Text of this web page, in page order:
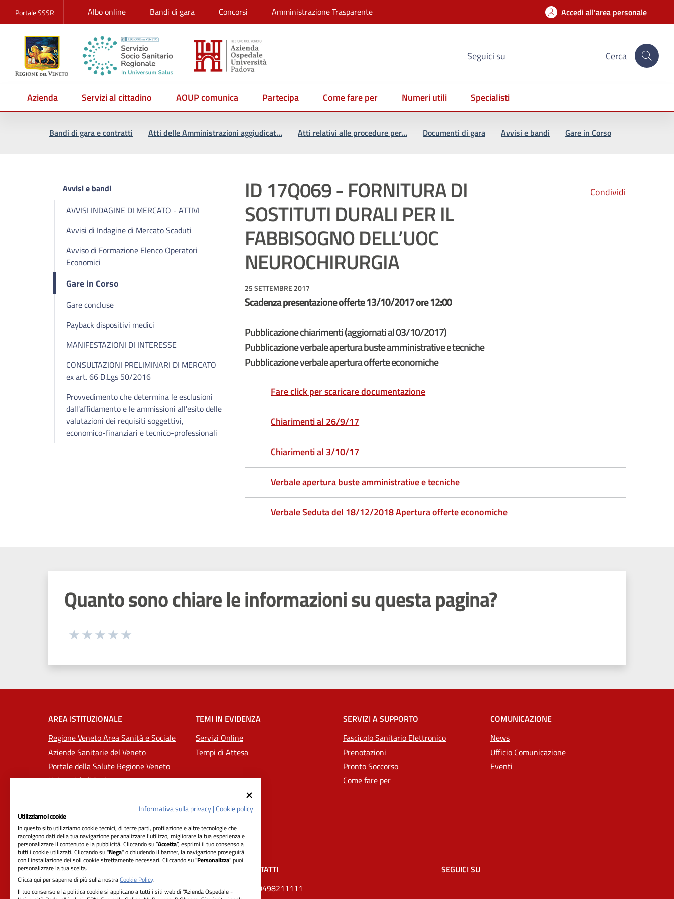
Portale SSSR Albo online Bandi di gara Concorsi Amministrazione Trasparente Accedi all'area personale
Seguici su Cerca
Azienda Servizi al cittadino AOUP comunica Partecipa Come fare per Numeri utili
Specialisti
Bandi di gara e contratti Atti delle Amministrazioni aggiudicat… Atti relativi alle procedure per… Documenti di gara Avvisi e bandi Gare in Corso
Avvisi e bandi
AVVISI INDAGINE DI MERCATO - ATTIVI
Avvisi di Indagine di Mercato Scaduti
Avviso di Formazione Elenco Operatori
Economici
Gare in Corso
Gare concluse
Payback dispositivi medici
MANIFESTAZIONI DI INTERESSE
CONSULTAZIONI PRELIMINARI DI MERCATO
ex art. 66 D.Lgs 50/2016
Provvedimento che determina le esclusioni
dall'affidamento e le ammissioni all'esito delle
valutazioni dei requisiti soggettivi,
economico-finanziari e tecnico-professionali
ID 17Q069 - FORNITURA DI
SOSTITUTI DURALI PER IL
FABBISOGNO DELL’UOC
NEUROCHIRURGIA
Condividi
25 SETTEMBRE 2017
Scadenza presentazione offerte 13/10/2017 ore 12:00
Pubblicazione chiarimenti (aggiornati al 03/10/2017)
Pubblicazione verbale apertura buste amministrative e tecniche
Pubblicazione verbale apertura offerte economiche
Fare click per scaricare documentazione
Chiarimenti al 26/9/17
Chiarimenti al 3/10/17
Verbale apertura buste amministrative e tecniche
Verbale Seduta del 18/12/2018 Apertura offerte economiche
Quanto sono chiare le informazioni su questa pagina?
Seleziona una valutazione da 1 a 5 stelle
AREA ISTITUZIONALE
Regione Veneto Area Sanità e Sociale
Aziende Sanitarie del Veneto
Portale della Salute Regione Veneto
Università di Padova
TEMI IN EVIDENZA
Servizi Online
Tempi di Attesa
SERVIZI A SUPPORTO
Fascicolo Sanitario Elettronico
Prenotazioni
Pronto Soccorso
Come fare per
COMUNICAZIONE
News
Ufficio Comunicazione
Eventi
RIFERIMENTI
Azienda Ospedale-Università Padova
CONTATTI
0498211111
SEGUICI SU
Informativa sulla privacy|Cookie policy
Utilizziamo i cookie
In questo sito utilizziamo cookie tecnici, di terze parti, profilazione e altre tecnologie che
raccolgono dati della tua navigazione per analizzare l’utilizzo, migliorare la tua esperienza e
personalizzare il contenuto e la pubblicità. Cliccando su “Accetta”, esprimi il tuo consenso a
tutti i cookie utilizzati. Cliccando su "Nega" o chiudendo il banner, la navigazione proseguirà
con l’installazione dei soli cookie strettamente necessari. Cliccando su "Personalizza" puoi
personalizzare la tua scelta.
Clicca qui per saperne di più sulla nostraCookie Policy.
Il tuo consenso e la politica cookie si applicano a tutti i siti web di "Azienda Ospedale -